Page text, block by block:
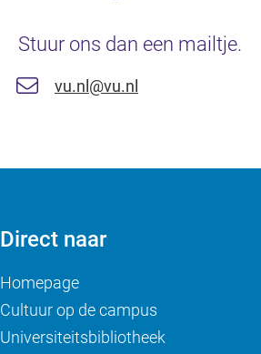
Stuur ons dan een mailtje.
vu.nl@vu.nl
Direct naar
Homepage
Cultuur op de campus
Universiteitsbibliotheek